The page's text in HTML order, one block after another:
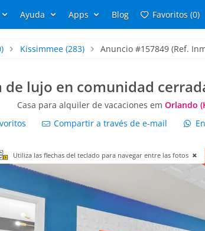
Ayuda Apps Blog Favoritos (0)
Kissimmee(283) Anuncio #157849 (Ref.
de lujo en comunidad
Casa para alquiler de vacaciones em Orlando
Compartir a través de e-mail
Utiliza las flechas del teclado para navegar entre las fotos